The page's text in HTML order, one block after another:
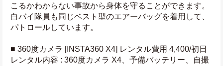
こるかわからない事故から身体を守ることができます。
白バイ隊員も同じベスト型のエアーバッグを着用して、
パトロールしています。
■ 360度カメラ [INSTA360 X4] レンタル費用 4,400/初日
レンタル内容 : 360度カメラ X4、予備バッテリー、自撮